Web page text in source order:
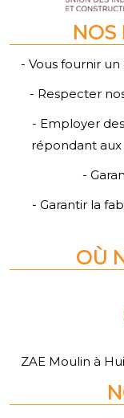
NOS
- Vous fournir
- Respecter
- Employer
répondant aux
-
- Garantir la
OÙ
ZAE Moulin à